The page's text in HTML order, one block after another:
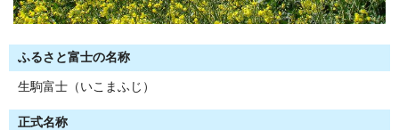
ふるさと富士の名称
生駒富士（いこまふじ）
正式名称